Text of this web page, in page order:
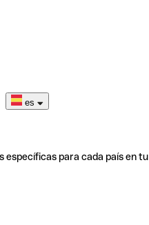
es
específicas para cada país en tu